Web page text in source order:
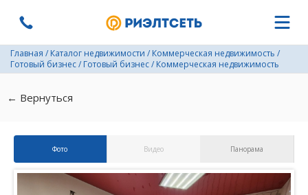
Главная / Каталог недвижимости / Коммерческая недвижимость /
Готовый бизнес/ Готовый бизнес/ Коммерческая недвижимость
← Вернуться
Фото Видео Панорама